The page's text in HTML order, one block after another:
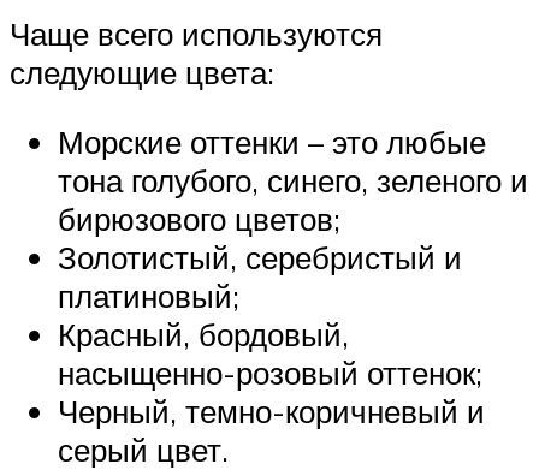
Чаще всего используются
следующие цвета:
Морские оттенки – это любые
тона голубого, синего, зеленого и
бирюзового цветов;
Золотистый, серебристый и
платиновый;
Красный, бордовый,
насыщенно-розовый оттенок;
Черный, темно-коричневый и
серый цвет.